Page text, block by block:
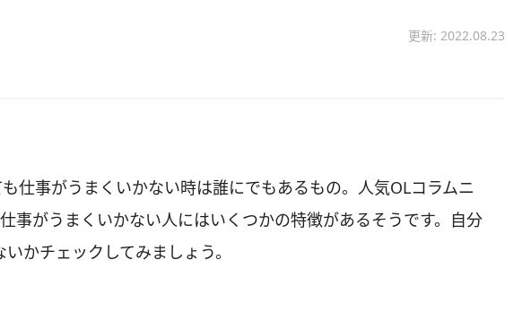
更新: 2022.08.23
仕事がうまくいかない時は誰にでもあるもの。人気OLコラムニ
事がうまくいかない人にはいくつかの特徴があるそうです。自分
かチェックしてみましょう。